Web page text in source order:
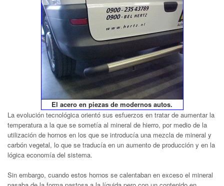
El acero en piezas de modernos autos.
La evolución tecnológica orientó sus esfuerzos en tratar de aumentar la
temperatura a la que se sometía al mineral de hierro, por medio de la
utilización de hornos en los que se introducía una mezcla de mineral y
carbón vegetal, lo que se traducía en un aumento de producción y en la
lógica economía del sistema.
Sin embargo, cuando estos hornos se calentaban en exceso el mineral